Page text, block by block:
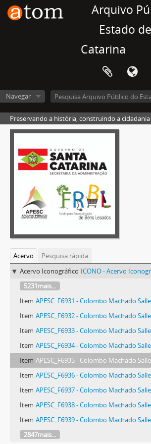
Arquivo
Estado
Catarina
Navegar
Preservando a história, construindo a cidadania
Acervo
Pesquisa rápida
Acervo Iconográfico ICONO - Acervo
5231mais...
Item APESC_F6931 - Colombo Machado
Item APESC_F6932 - Colombo Machado
Item APESC_F6933 - Colombo Machado
Item APESC_F6934 - Colombo Machado
Item APESC_F6935 - Colombo Machado
Item APESC_F6936 - Colombo Machado
Item APESC_F6937 - Colombo Machado
Item APESC_F6938 - Colombo Machado
Item APESC_F6939 - Colombo Machado
2847mais...